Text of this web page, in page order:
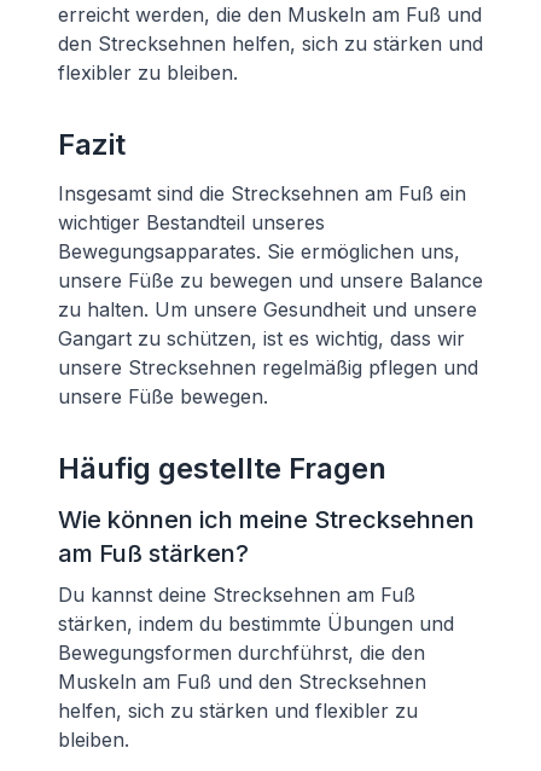
erreicht werden, die den Muskeln am Fuß und
den Strecksehnen helfen, sich zu stärken und
flexibler zu bleiben.
Fazit
Insgesamt sind die Strecksehnen am Fuß ein
wichtiger Bestandteil unseres
Bewegungsapparates. Sie ermöglichen uns,
unsere Füße zu bewegen und unsere Balance
zu halten. Um unsere Gesundheit und unsere
Gangart zu schützen, ist es wichtig, dass wir
unsere Strecksehnen regelmäßig pflegen und
unsere Füße bewegen.
Häufig gestellte Fragen
Wie können ich meine Strecksehnen
am Fuß stärken?
Du kannst deine Strecksehnen am Fuß
stärken, indem du bestimmte Übungen und
Bewegungsformen durchführst, die den
Muskeln am Fuß und den Strecksehnen
helfen, sich zu stärken und flexibler zu
bleiben.